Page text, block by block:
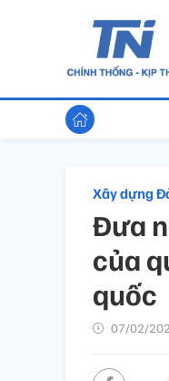
Xây dựng
Đưa
của
quốc
07/02/